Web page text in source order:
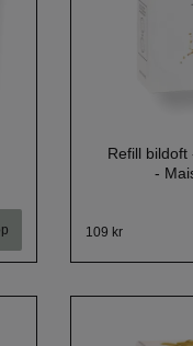
Refill bildoft
-
109 kr